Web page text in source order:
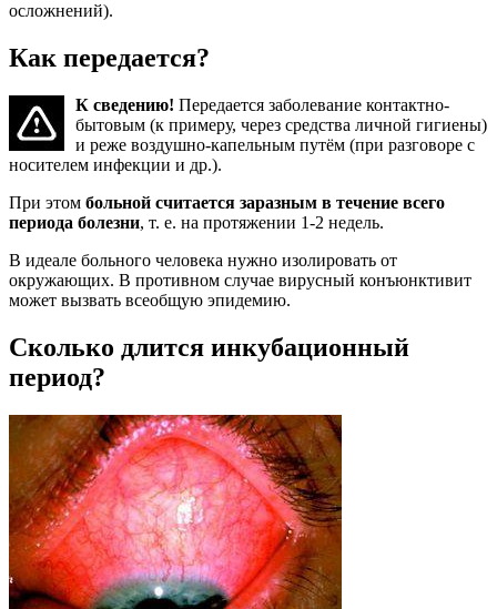
осложнений).
Как передается?
К сведению! Передается заболевание контактно-
бытовым (к примеру, через средства личной гигиены)
и реже воздушно-капельным путём (при разговоре с
носителем инфекции и др.).
При этом больной считается заразным в течение всего
периода болезни, т. е. на протяжении 1-2 недель.
В идеале больного человека нужно изолировать от
окружающих. В противном случае вирусный конъюнктивит
может вызвать всеобщую эпидемию.
Сколько длится инкубационный
период?